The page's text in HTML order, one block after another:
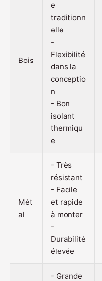
Bois
e
traditionn
elle
-
Flexibilité
dans la
conceptio
n
- Bon
isolant
thermiqu
e
Mét
al
- Très
résistant
- Facile
et rapide
à monter
-
Durabilité
élevée
- Grande